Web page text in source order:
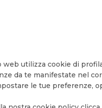
utilizza cookie di
da te manifestate nel
le tue preferenze,